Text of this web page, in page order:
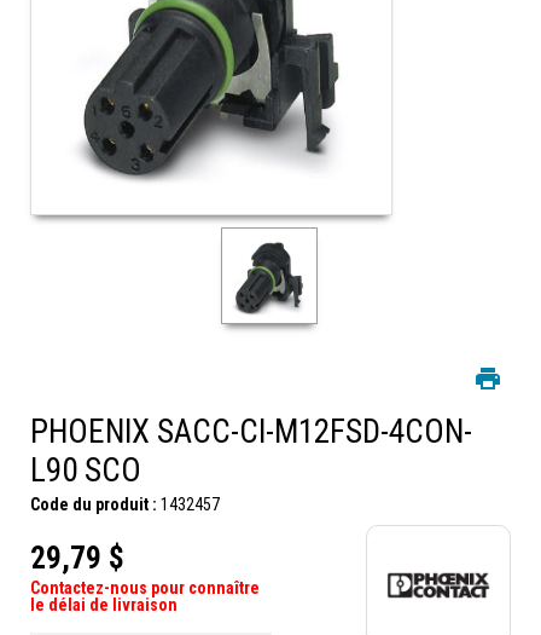
PHOENIX SACC-CI-M12FSD-4CON-
L90 SCO
Code du produit : 1432457
29,79 $
Contactez-nous pour connaître
le délai de livraison